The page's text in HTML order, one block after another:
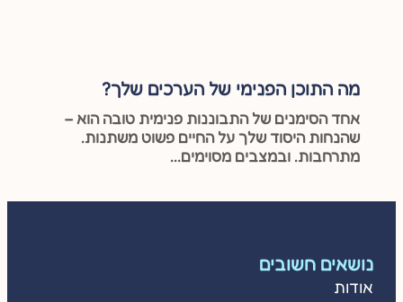
מה התוכן הפנימי של הערכים שלך?
אחד הסימנים של התבוננות פנימית טובה הוא –
שהנחות היסוד שלך על החיים פשוט משתנות.
מתרחבות. ובמצבים מסוימים...
נושאים חשובים
אודות